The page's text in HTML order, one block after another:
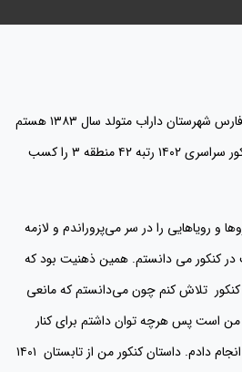
از استان فارس شهرستان داراب متولد سال ۱۳۸۳ هستم
که توانستم به لطف خدا در کنکور سراسری ۱۴۰۲ رتبه ۴۲ منطقه ۳ را کسب
و رویاهایی را در سر می‌پروراندم و لازمه
در کنکور می دانستم. همین ذهنیت بود که
تلاش کنم چون می‌دانستم که مانعی
من است پس هرچه توان داشتم برای کنار
زدن آن به بهترین شکل ممکن انجام دادم. داستان کنکور من از تابستان ۱۴۰۱